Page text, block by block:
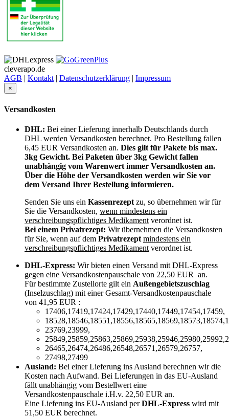
cleverapo.de
AGB | Kontakt| Datenschutzerklärung | Impressum
×
Versandkosten
DHL: Bei einer Lieferung innerhalb Deutschlands durch
DHL werden Versandkosten berechnet. Pro Bestellung fallen
6,45 EUR Versandkosten an. Dies gilt für Pakete bis max.
3kg Gewicht. Bei Paketen über 3kg Gewicht fallen
unabhängig vom Warenwert immer Versandkosten an.
Über die Höhe der Versandkosten werden wir Sie vor
dem Versand Ihrer Bestellung informieren.
Senden Sie uns ein Kassenrezept zu, so übernehmen wir für
Sie die Versandkosten, wenn mindestens ein
verschreibungspflichtiges Medikament verordnet ist.
Bei einem Privatrezept: Wir übernehmen die Versandkosten
für Sie, wenn auf dem Privatrezept mindestens ein
verschreibungspflichtiges Medikament verordnet ist.
DHL-Express: Wir bieten einen Versand mit DHL-Express
gegen eine Versandkostenpauschale von 22,50 EUR an.
Für bestimmte Zustellorte gilt ein Außengebietszuschlag
(Inselzuschlag) mit einer Gesamt-Versandkostenpauschale
von 41,95 EUR :
17406,17419,17424,17429,17440,17449,17454,17459,
23769,23999,
26465,26474,26486,26548,26571,26579,26757,
27498,27499
Ausland: Bei einer Lieferung ins Ausland berechnen wir die
Kosten nach Aufwand. Bei Lieferungen in das EU-Ausland
fällt unabhängig vom Bestellwert eine
Versandkostenpauschale i.H.v. 22,50 EUR an.
Eine Lieferung ins EU-Ausland perDHL-Express wird mit
51,50 EUR berechnet.